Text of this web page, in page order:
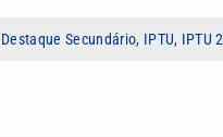
Destaque Secundário, IPTU, IPTU